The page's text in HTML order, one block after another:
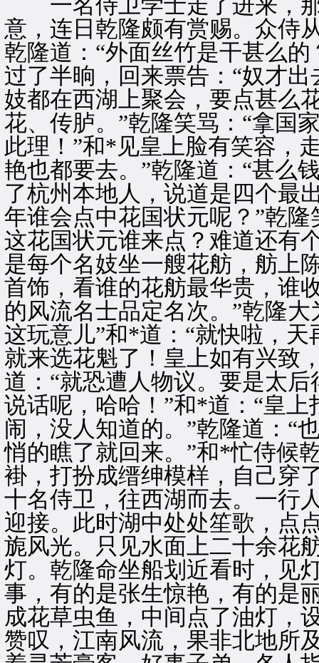
一名侍卫学士走了进来，那
意，连日乾隆颇有赏赐。众侍
乾隆道：“外面丝竹是干甚么
过了半晌，回来票告：“奴才
妓都在西湖上聚会，要点甚么
花、传胪。”乾隆笑骂：“拿国
此理！”和*见皇上脸有笑容，
艳也都要去。”乾隆道：“甚么
了杭州本地人，说道是四个最
年谁会点中花国状元呢？”乾
这花国状元谁来点？难道还有
是每个名妓坐一艘花舫，舫上
首饰，看谁的花舫最华贵，谁
的风流名士品定名次。”乾隆
这玩意儿”和*道：“就快啦，
就来选花魁了！皇上如有兴致
道：“就恐遭人物议。要是太
说话呢，哈哈！”和*道：“皇
闹，没人知道的。”乾隆道：“
悄的瞧了就回来。”和*忙侍候
褂，打扮成缙绅模样，自己穿
十名侍卫，往西湖而去。一行
迎接。此时湖中处处笙歌，点
旎风光。只见水面上二十余花
灯。乾隆命坐船划近看时，见
事，有的是张生惊艳，有的是
成花草虫鱼，中间点了油灯，
赞叹，江南风流，果非北地所